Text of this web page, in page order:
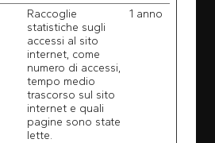
Raccoglie
statistiche sugli
accessi al sito
internet, come
numero di accessi,
tempo medio
trascorso sul sito
internet e quali
pagine sono state
lette.
1 anno